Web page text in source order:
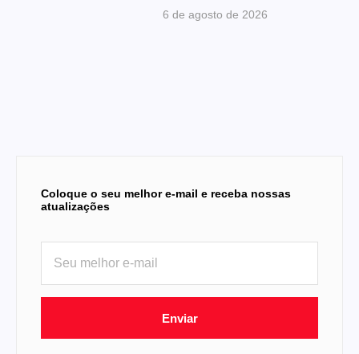
6 de agosto de 2026
Coloque o seu melhor e-mail e receba nossas
atualizações
Enviar